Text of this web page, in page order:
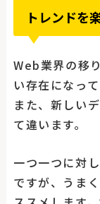
トレンドを
Web業界の移
い存在になっ
また、新しい
て違います。
一つ一つに対
ですが、うま